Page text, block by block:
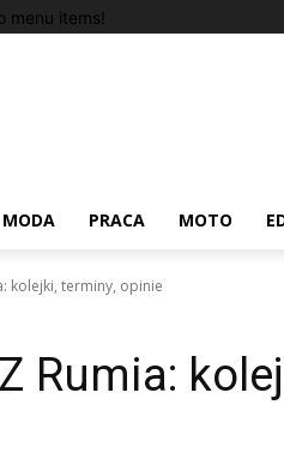
menu items!
MODA PRACA MOTO
kolejki, terminy, opinie
Rumia: